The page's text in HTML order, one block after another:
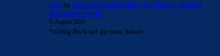
mnl zu Ajax-Wechsel perfekt: Ter Stegen verlässt
Barcelona erneut
5. August 2026
*richtig Bock auf die neue Saison